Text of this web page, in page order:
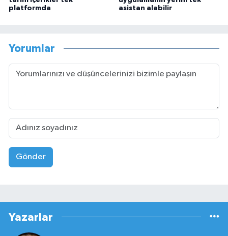
platformda
asistan alabilir
Yorumlar
Gönder
Yazarlar